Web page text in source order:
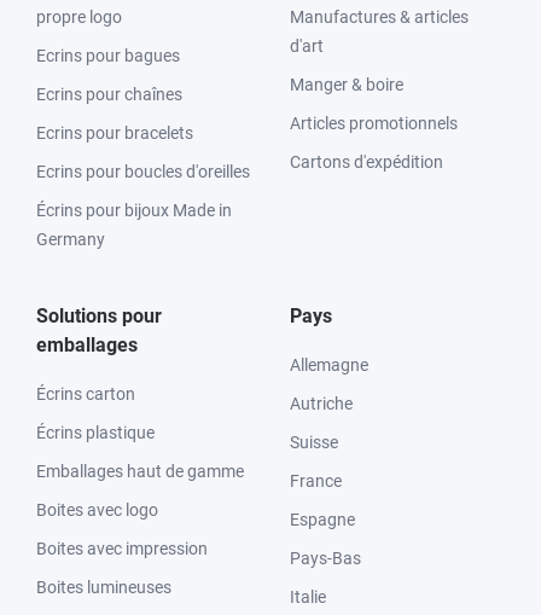
propre logo
Ecrins pour bagues
Ecrins pour chaînes
Ecrins pour bracelets
Ecrins pour boucles d'oreilles
Écrins pour bijoux Made in
Germany
Manufactures & articles
d'art
Manger & boire
Articles promotionnels
Cartons d'expédition
Solutions pour
emballages
Écrins carton
Écrins plastique
Emballages haut de gamme
Boites avec logo
Boites avec impression
Boites lumineuses
Pays
Allemagne
Autriche
Suisse
France
Espagne
Pays-Bas
Italie